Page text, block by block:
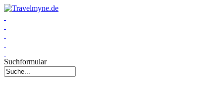
Suchformular